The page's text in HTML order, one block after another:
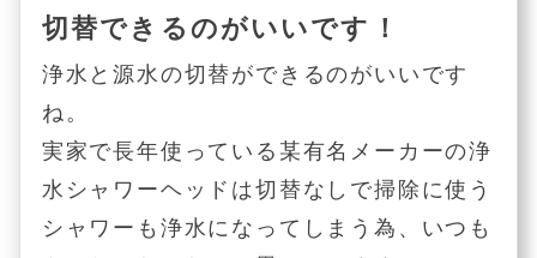
切替できるのがいいです！
浄水と源水の切替ができるのがいいです
ね。
実家で長年使っている某有名メーカーの浄
水シャワーヘッドは切替なしで掃除に使う
シャワーも浄水になってしまう為、いつも